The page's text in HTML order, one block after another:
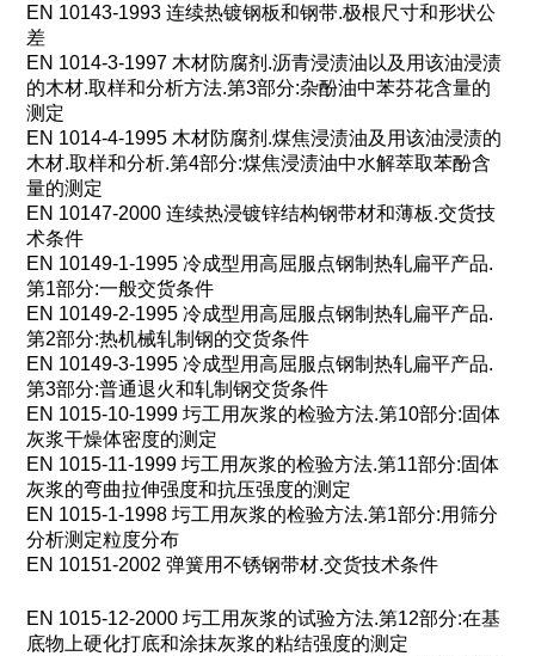
EN 10143-1993连续热镀钢板和钢带.极根尺寸和形状公
差
EN 1014-3-1997 木材防腐剂 .沥青浸渍油以及用该油浸渍
的木材.取样和分析方法.第3部分:杂酚油中苯芬花含量的
测定
EN 1014-4-1995 木材防腐剂 .煤焦浸渍油及用该油浸渍的
木材.取样和分析.第4部分:煤焦浸渍油中水解萃取苯酚含
量的测定
EN 10147-2000连续热浸镀锌结构钢带材和薄板.交货技
术条件
EN 10149-1-1995冷成型用高屈服点钢制热轧扁平产品.
第1部分:一般交货条件
EN 10149-2-1995冷成型用高屈服点钢制热轧扁平产品.
第2部分:热机械轧制钢的交货条件
EN 10149-3-1995冷成型用高屈服点钢制热轧扁平产品.
第3部分:普通退火和轧制钢交货条件
EN 1015-10-1999圬工用灰浆的检验方法.第10部分:固体
灰浆干燥体密度的测定
EN 1015-11-1999圬工用灰浆的检验方法.第11部分:固体
灰浆的弯曲拉伸强度和抗压强度的测定
EN 1015-1-1998圬工用灰浆的检验方法.第1部分:用筛分
分析测定粒度分布
EN 10151-2002弹簧用不锈钢带材.交货技术条件
EN 1015-12-2000圬工用灰浆的试验方法.第12部分:在基
底物上硬化打底和涂抹灰浆的粘结强度的测定